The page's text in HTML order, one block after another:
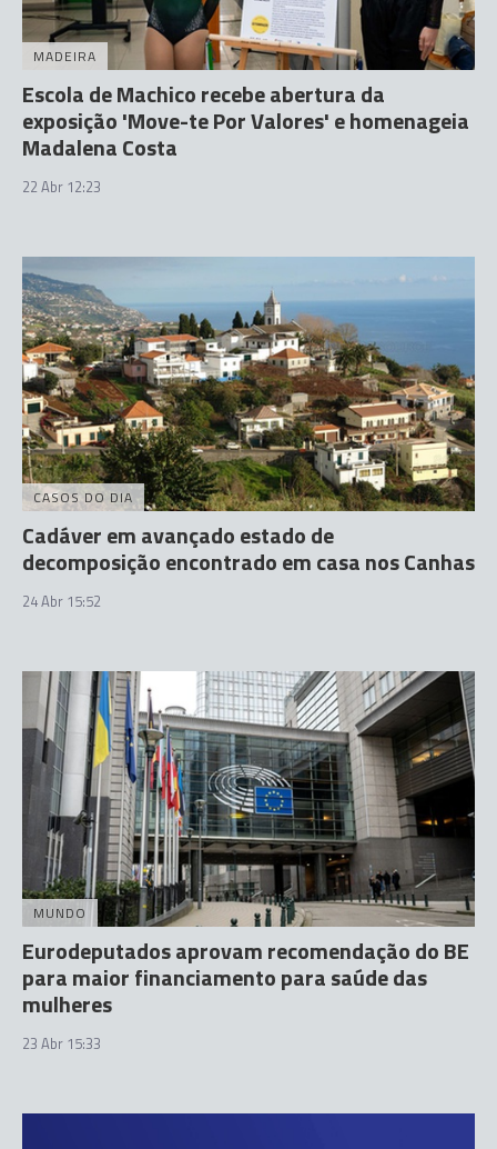
MADEIRA
Escola de Machico recebe abertura da
exposição 'Move-te Por Valores' e homenageia
Madalena Costa
22 Abr 12:23
CASOS DO DIA
Cadáver em avançado estado de
decomposição encontrado em casa nos Canhas
24 Abr 15:52
MUNDO
Eurodeputados aprovam recomendação do BE
para maior financiamento para saúde das
mulheres
23 Abr 15:33